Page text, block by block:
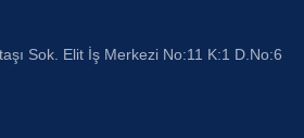
Sok. Elit İş Merkezi No:11 K:1 D.No:6